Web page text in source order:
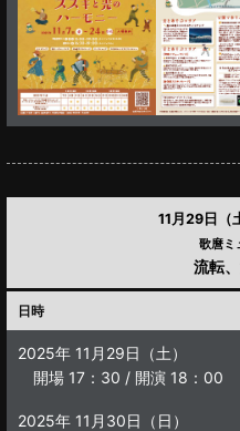
11月29日（
歌麿ミ
流転
日時
2025年 11月29日（土）
開場 17：30 / 開演 18：00
2025年 11月30日（日）